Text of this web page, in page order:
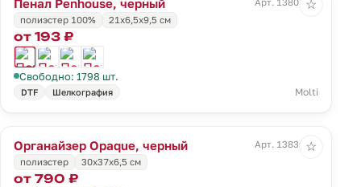
Пенал Penhouse, черный
полиэстер 100%
21х6,5х9,5 см
от 193 ₽
Свободно: 1798 шт.
DTF Шелкография Molti
☆
Органайзер Opaque, черный
Арт. 13836.30
полиэстер
30x37x6,5 см
от 790 ₽
☆